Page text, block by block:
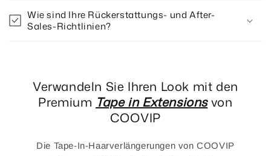
Wie sind Ihre Rückerstattungs- und After-
Sales-Richtlinien?
Verwandeln Sie Ihren Look mit den
Premium Tape in Extensionsvon
COOVIP
Die Tape-In-Haarverlängerungen von COOVIP